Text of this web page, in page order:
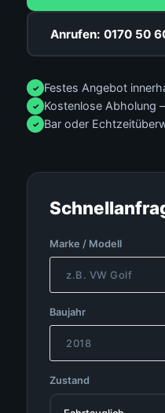
Anrufen: 0170 50
✓ Festes Angebot
✓ Kostenlose Abholung
✓ Bar oder
Marke / Modell
Baujahr
Zustand